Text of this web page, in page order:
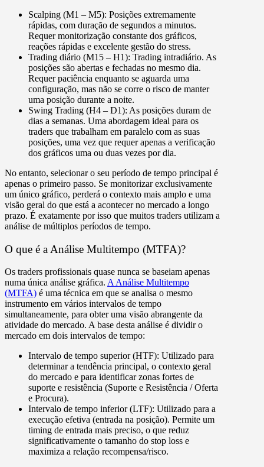
Scalping (M1 – M5): Posições extremamente
rápidas, com duração de segundos a minutos.
Requer monitorização constante dos gráficos,
reações rápidas e excelente gestão do stress.
Trading diário (M15 – H1): Trading intradiário. As
posições são abertas e fechadas no mesmo dia.
Requer paciência enquanto se aguarda uma
configuração, mas não se corre o risco de manter
uma posição durante a noite.
Swing Trading (H4 – D1): As posições duram de
dias a semanas. Uma abordagem ideal para os
traders que trabalham em paralelo com as suas
posições, uma vez que requer apenas a verificação
dos gráficos uma ou duas vezes por dia.
No entanto, selecionar o seu período de tempo principal é
apenas o primeiro passo. Se monitorizar exclusivamente
um único gráfico, perderá o contexto mais amplo e uma
visão geral do que está a acontecer no mercado a longo
prazo. É exatamente por isso que muitos traders utilizam a
análise de múltiplos períodos de tempo.
O que é a Análise Multitempo (MTFA)?
Os traders profissionais quase nunca se baseiam apenas
numa única análise gráfica. A Análise Multitempo
(MTFA) é uma técnica em que se analisa o mesmo
instrumento em vários intervalos de tempo
simultaneamente, para obter uma visão abrangente da
atividade do mercado. A base desta análise é dividir o
mercado em dois intervalos de tempo:
Intervalo de tempo superior (HTF): Utilizado para
determinar a tendência principal, o contexto geral
do mercado e para identificar zonas fortes de
suporte e resistência (Suporte e Resistência / Oferta
e Procura).
Intervalo de tempo inferior (LTF): Utilizado para a
execução efetiva (entrada na posição). Permite um
timing de entrada mais preciso, o que reduz
significativamente o tamanho do stop loss e
maximiza a relação recompensa/risco.